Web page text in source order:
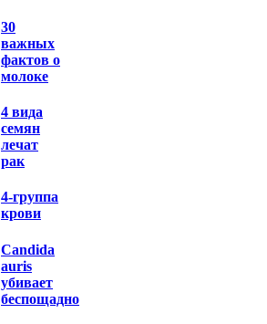
30
важных
фактов о
молоке
4 вида
семян
лечат
рак
4-группа
крови
Candida
auris
убивает
беспощадно